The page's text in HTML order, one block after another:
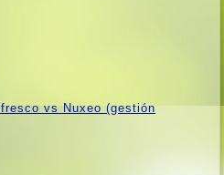
vs Nuxeo (gestión